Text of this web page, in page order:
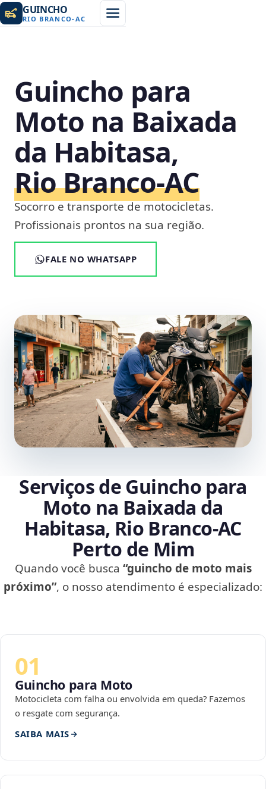
GUINCHO
RIO BRANCO-AC
Guincho para
Moto na Baixada
da Habitasa,
Rio Branco‑AC
Socorro e transporte de motocicletas.
Profissionais prontos na sua região.
FALE NO WHATSAPP
Serviços de Guincho para
Moto na Baixada da
Habitasa, Rio Branco‑AC
Perto de Mim
Quando você busca “guincho de moto mais
próximo”, o nosso atendimento é especializado:
01
Guincho para Moto
Motocicleta com falha ou envolvida em queda? Fazemos
o resgate com segurança.
SAIBA MAIS